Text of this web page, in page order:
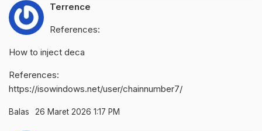
Terrence
References:
How to inject deca
References:
https://isowindows.net/user/chainnumber7/
Balas 26 Maret 2026 1:17 PM